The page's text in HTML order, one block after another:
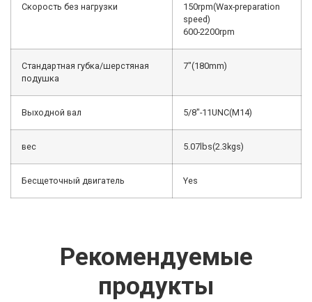
Скорость без нагрузки
150rpm(Wax-preparation
speed)
600-2200rpm
Стандартная губка/шерстяная
подушка
7″(180mm)
Выходной вал 5/8″-11UNC(M14)
вес 5.07lbs(2.3kgs)
Бесщеточный двигатель Yes
Рекомендуемые
продукты